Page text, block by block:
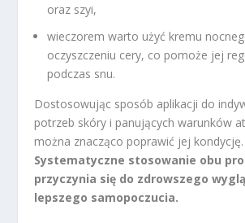
oraz szyi,
wieczorem warto użyć kremu
oczyszczeniu cery, co pomoże jej
podczas snu.
Dostosowując sposób aplikacji do
potrzeb skóry i panujących warunków
można znacząco poprawić jej kondycję.
Systematyczne stosowanie obu
przyczynia się do zdrowszego
lepszego samopoczucia.